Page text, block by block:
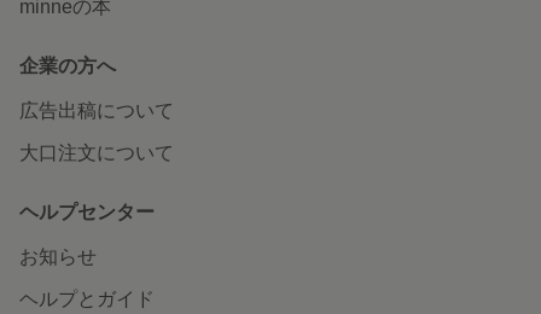
minneの本
企業の方へ
広告出稿について
大口注文について
ヘルプセンター
お知らせ
ヘルプとガイド